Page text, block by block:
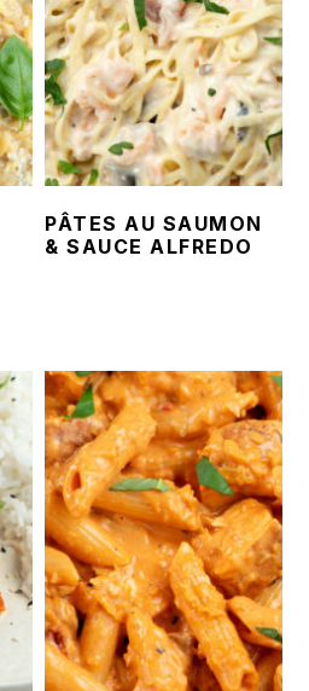
PÂTES AU SAUMON
& SAUCE ALFREDO